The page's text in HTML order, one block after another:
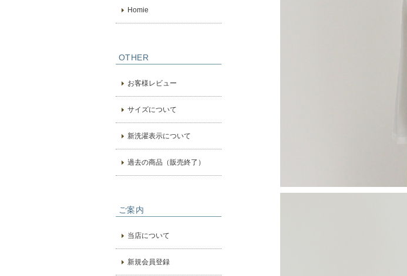
Homie
OTHER
お客様レビュー
サイズについて
新洗濯表示について
過去の商品（販売終了）
ご案内
当店について
新規会員登録